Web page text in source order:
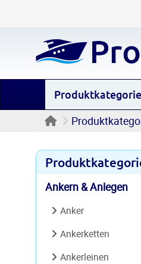
Startseite
Ankern & Anlegen
Anker
Ankerketten
Ankerleinen